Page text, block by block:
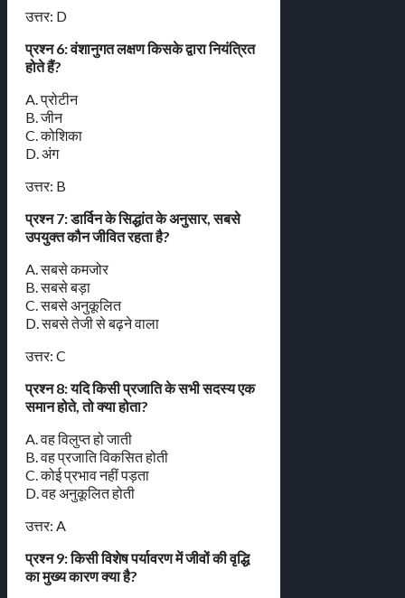
उत्तर: D
प्रश्न 6: वंशानुगत लक्षण किसके द्वारा नियंत्रित
होते हैं?
A. प्रोटीन
B. जीन
C. कोशिका
D. अंग
उत्तर: B
प्रश्न 7: डार्विन के सिद्धांत के अनुसार, सबसे
उपयुक्त कौन जीवित रहता है?
A. सबसे कमजोर
B. सबसे बड़ा
C. सबसे अनुकूलित
D. सबसे तेजी से बढ़ने वाला
उत्तर: C
प्रश्न 8: यदि किसी प्रजाति के सभी सदस्य एक
समान होते, तो क्या होता?
A. वह विलुप्त हो जाती
B. वह प्रजाति विकसित होती
C. कोई प्रभाव नहीं पड़ता
D. वह अनुकूलित होती
उत्तर: A
प्रश्न 9: किसी विशेष पर्यावरण में जीवों की वृद्धि
का मुख्य कारण क्या है?